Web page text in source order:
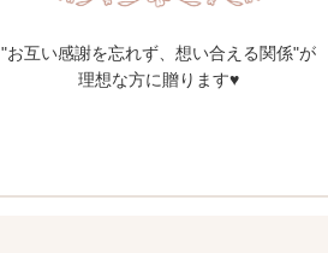
"お互い感謝を忘れず、想い合える関係"が
理想な方に贈ります♥